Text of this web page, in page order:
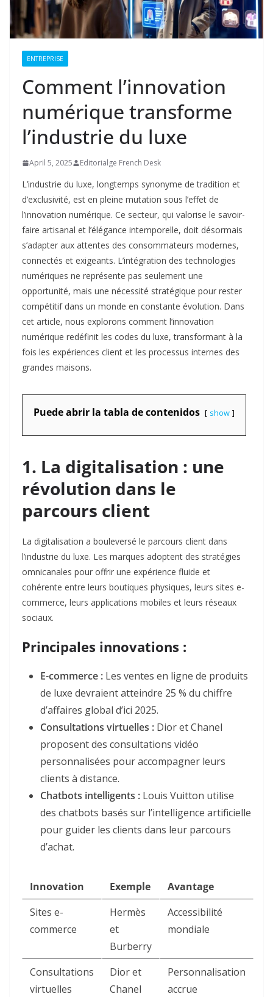
ENTREPRISE
Comment l’innovation
numérique transforme
l’industrie du luxe
April 5, 2025 Editorialge French Desk
L’industrie du luxe, longtemps synonyme de tradition et
d’exclusivité, est en pleine mutation sous l’effet de
l’innovation numérique. Ce secteur, qui valorise le savoir-
faire artisanal et l’élégance intemporelle, doit désormais
s’adapter aux attentes des consommateurs modernes,
connectés et exigeants. L’intégration des technologies
numériques ne représente pas seulement une
opportunité, mais une nécessité stratégique pour rester
compétitif dans un monde en constante évolution. Dans
cet article, nous explorons comment l’innovation
numérique redéfinit les codes du luxe, transformant à la
fois les expériences client et les processus internes des
grandes maisons.
Puede abrir la tabla de contenidos show
1. La digitalisation : une
révolution dans le
parcours client
La digitalisation a bouleversé le parcours client dans
l’industrie du luxe. Les marques adoptent des stratégies
omnicanales pour offrir une expérience fluide et
cohérente entre leurs boutiques physiques, leurs sites e-
commerce, leurs applications mobiles et leurs réseaux
sociaux.
Principales innovations :
E-commerce : Les ventes en ligne de produits
de luxe devraient atteindre 25 % du chiffre
d’affaires global d’ici 2025.
Consultations virtuelles : Dior et Chanel
proposent des consultations vidéo
personnalisées pour accompagner leurs
clients à distance.
Chatbots intelligents : Louis Vuitton utilise
des chatbots basés sur l’intelligence artificielle
pour guider les clients dans leur parcours
d’achat.
Innovation Exemple
Avantage
Sites e-
commerce
Hermès
et
Burberry
Accessibilité
mondiale
Consultations
virtuelles
Dior et
Chanel
Personnalisation
accrue